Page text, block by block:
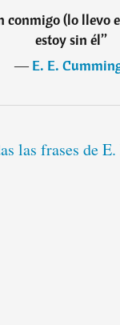
conmigo (lo llevo
estoy sin él”
―E. E.
las frases de